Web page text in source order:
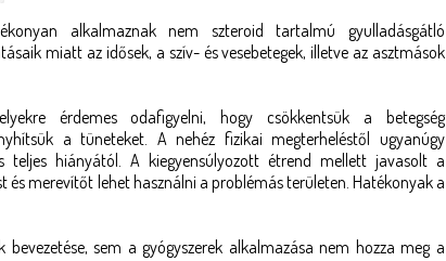
alkalmaznak nem szteroid tartalmú gyulladásgátló
miatt az idősek, a szív- és vesebetegek, illetve az asztmások
érdemes odafigyelni, hogy csökkentsük a betegség
a tüneteket. A nehéz fizikai megterheléstől ugyanúgy
hiányától. A kiegyensúlyozott étrend mellett javasolt a
merevítőt lehet használni a problémás területen. Hatékonyak a
sem a gyógyszerek alkalmazása nem hozza meg a